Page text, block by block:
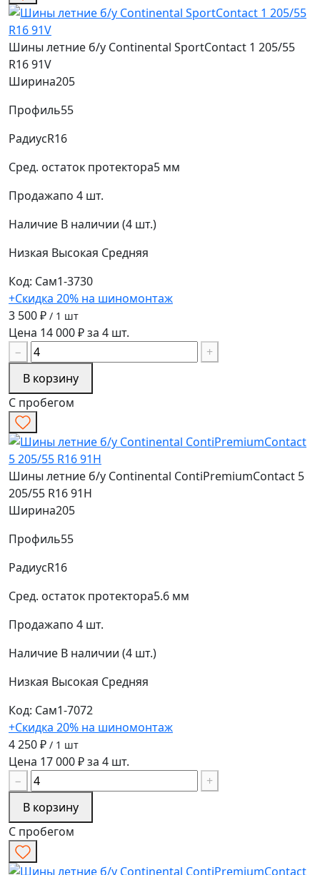
Шины летние б/у Continental SportContact 1 205/55
R16 91V
Ширина205
Профиль55
РадиусR16
Сред. остаток протектора5 мм
Продажапо 4 шт.
Наличие В наличии (4 шт.)
Низкая Высокая Средняя
Код: Сам1-3730
+Скидка 20% на шиномонтаж
3 500 ₽ / 1 шт
Цена 14 000 ₽ за 4 шт.
−
+
В корзину
С пробегом
Шины летние б/у Continental ContiPremiumContact 5
205/55 R16 91H
Ширина205
Профиль55
РадиусR16
Сред. остаток протектора5.6 мм
Продажапо 4 шт.
Наличие В наличии (4 шт.)
Низкая Высокая Средняя
Код: Сам1-7072
+Скидка 20% на шиномонтаж
4 250 ₽ / 1 шт
Цена 17 000 ₽ за 4 шт.
−
+
В корзину
С пробегом